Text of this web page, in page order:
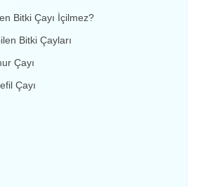
Bitki Çayı İçilmez?
Bitki Çayları
Çayı
Çayı